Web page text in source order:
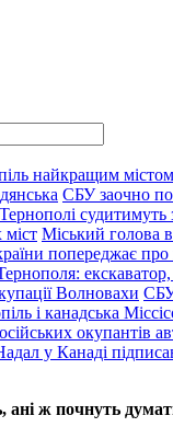
найкращим
СБУ заочно
міст Міський голова
попереджає
Волновахи
і канадська
окупантів
у Канаді
ж почнуть